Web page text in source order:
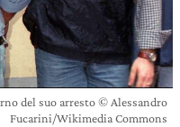
del suo arresto © Alessandro
Fucarini/Wikimedia Commons